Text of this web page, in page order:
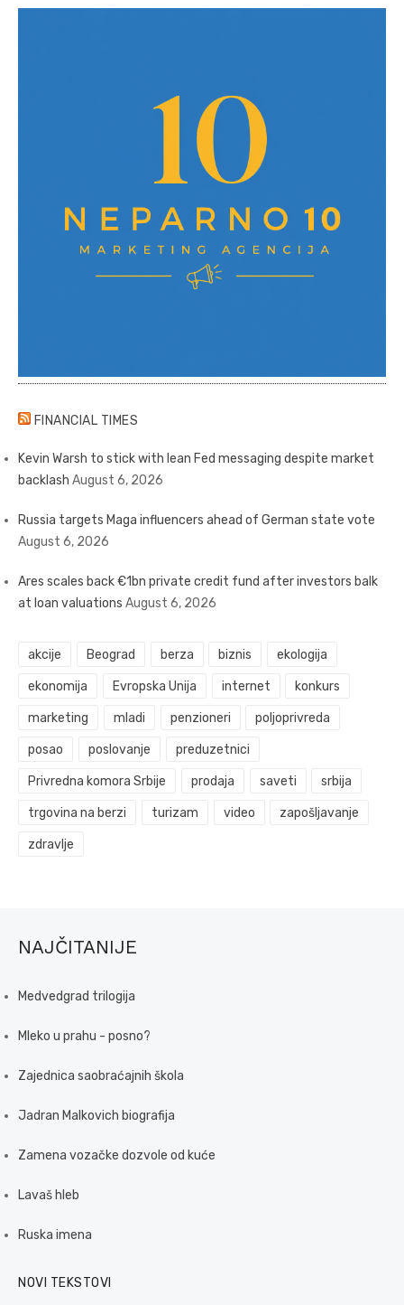
FINANCIAL TIMES
Kevin Warsh to stick with lean Fed messaging despite market
backlash August 6, 2026
Russia targets Maga influencers ahead of German state vote
August 6, 2026
Ares scales back €1bn private credit fund after investors balk
at loan valuations August 6, 2026
akcije Beograd berza biznis ekologija
ekonomija Evropska Unija internet konkurs
marketing mladi penzioneri poljoprivreda
posao poslovanje preduzetnici
Privredna komora Srbije prodaja saveti srbija
trgovina na berzi turizam video zapošljavanje
zdravlje
NAJČITANIJE
Medvedgrad trilogija
Mleko u prahu - posno?
Zajednica saobraćajnih škola
Jadran Malkovich biografija
Zamena vozačke dozvole od kuće
Lavaš hleb
Ruska imena
NOVI TEKSTOVI